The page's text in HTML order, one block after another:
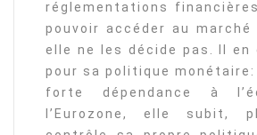
réglementations
pouvoir accéder au marché
elle ne les décide pas. Il en
pour sa politique
forte dépendance à
l’Eurozone, elle subit,